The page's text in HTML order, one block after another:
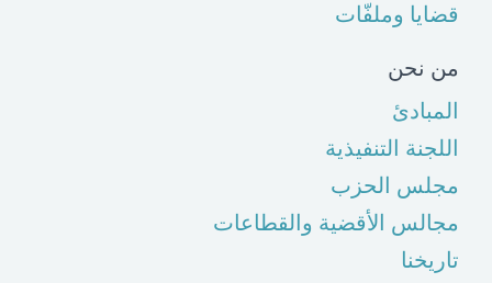
قضايا وملفّات
من نحن
المبادئ
اللجنة التنفيذية
مجلس الحزب
مجالس الأقضية والقطاعات
تاريخنا